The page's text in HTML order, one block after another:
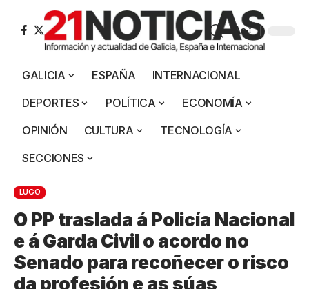
Aa
GALICIA ESPAÑA
INTERNACIONAL
DEPORTES
POLÍTICA
ECONOMÍA
OPINIÓN
CULTURA
TECNOLOGÍA
SECCIONES
LUGO
O PP traslada á Policía Nacional
e á Garda Civil o acordo no
Senado para recoñecer o risco
da profesión e as súas